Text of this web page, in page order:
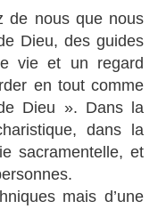
de nous que nous
Dieu, des guides
vie et un regard
en tout comme
Dieu ». Dans la
dans la
sacramentelle, et
mais d’une